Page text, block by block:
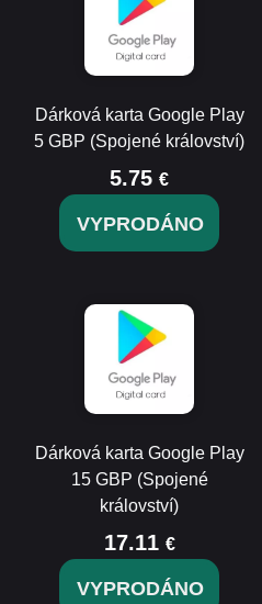
Dárková karta Google Play
5 GBP (Spojené království)
5.75 €
VYPRODÁNO
Dárková karta Google Play
15 GBP (Spojené
království)
17.11 €
VYPRODÁNO